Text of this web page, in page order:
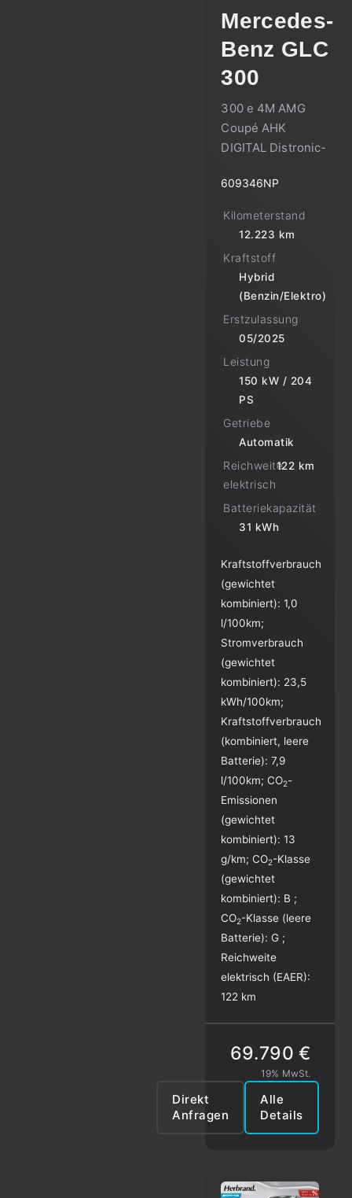
Mercedes-
Benz GLC
300
300 e 4M AMG
Coupé AHK
DIGITAL Distronic-
609346NP
Kilometerstand
12.223 km
Kraftstoff
Hybrid
(Benzin/Elektro)
Erstzulassung
05/2025
Leistung
150 kW / 204
PS
Getriebe
Automatik
Reichweite
elektrisch
122 km
Batteriekapazität
31 kWh
Kraftstoffverbrauch
(gewichtet
kombiniert):1,0
l/100km;
Stromverbrauch
(gewichtet
kombiniert): 23,5
kWh/100km;
Kraftstoffverbrauch
(kombiniert, leere
Batterie):7,9
l/100km;CO2-
Emissionen
(gewichtet
kombiniert):13
g/km;CO2-Klasse
(gewichtet
kombiniert): B ;
CO2-Klasse (leere
Batterie):G ;
Reichweite
elektrisch (EAER):
122 km
Alle
Details
Direkt
Anfragen
69.790 €
19% MwSt.